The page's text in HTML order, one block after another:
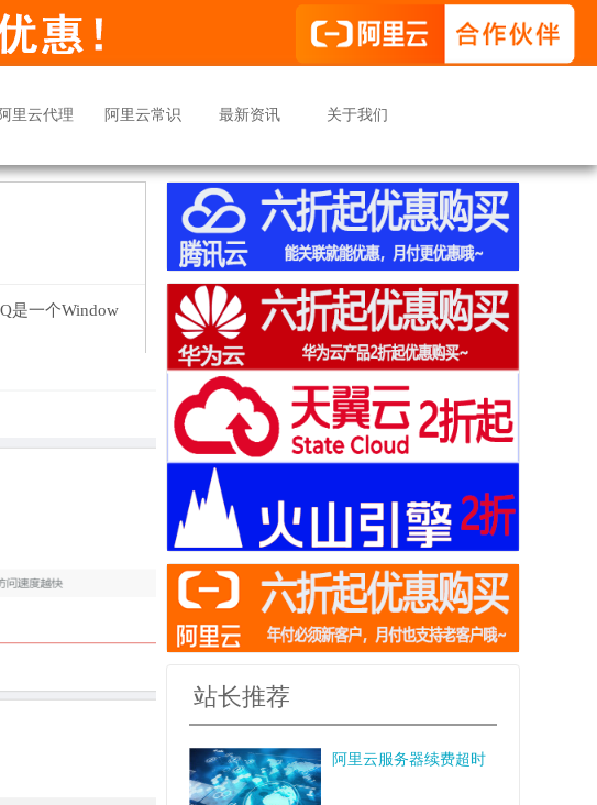
阿里云代理 阿里云常识 最新资讯 关于我们
是一个Window
站长推荐
阿里云服务器续费超时